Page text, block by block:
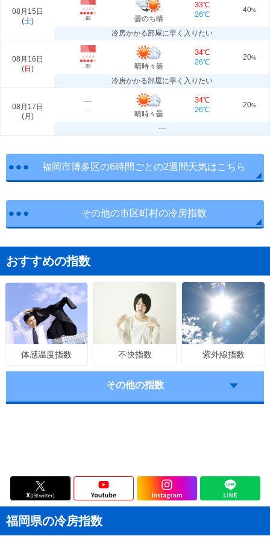
08月15日
(土) 80 曇のち晴
33℃
26℃
40%
冷房かかる部屋に早く入りたい
08月16日
(日 ) 80 晴時々曇
34℃
26℃
20%
冷房かかる部屋に早く入りたい
08月17日
(月 )
---
---
晴時々曇
34℃
26℃
20%
---
福岡市博多区の6時間ごとの2週間天気はこちら
その他の市区町村の冷房指数
おすすめの指数
体感温度指数 不快指数 紫外線指数
その他の指数
福岡県の冷房指数